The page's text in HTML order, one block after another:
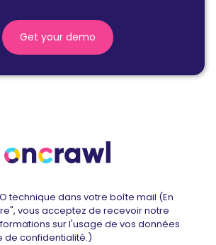
Get your demo
technique dans votre boîte mail (En
vous acceptez de recevoir notre
sur l'usage de vos données
de confidentialité.)